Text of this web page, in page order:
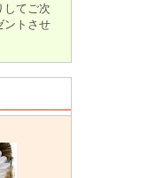
してご次
ントさせ